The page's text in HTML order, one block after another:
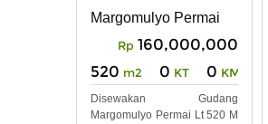
Margomulyo Permai
Rp 160,000,000
520 m2 0 KT 0 KM
Disewakan Gudang
Margomulyo Permai Lt 520 M